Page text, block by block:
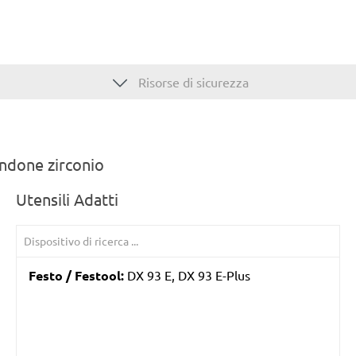
Risorse di sicurezza
zirconio
Utensili Adatti
Festo / Festool: DX 93 E, DX 93 E-Plus